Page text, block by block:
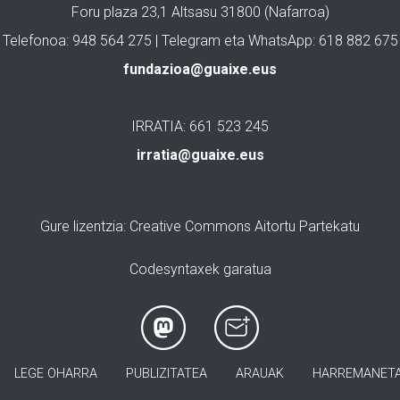
Foru plaza 23,1 Altsasu 31800 (Nafarroa)
Telefonoa: 948 564 275 | Telegram eta WhatsApp: 618 882 675
fundazioa@guaixe.eus
IRRATIA: 661 523 245
irratia@guaixe.eus
Gure lizentzia: Creative Commons Aitortu Partekatu
Codesyntaxek garatua
LEGE OHARRA PUBLIZITATEA ARAUAK